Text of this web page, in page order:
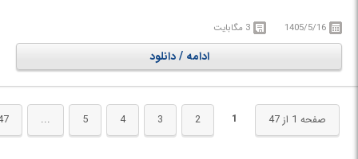
1405/5/16 3 مگابایت
ادامه / دانلود
صفحه 1 از 47 1
2
3
4
5
...